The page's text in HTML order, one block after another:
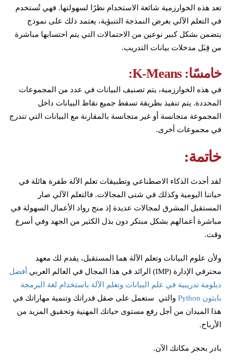
تعد هذه الخوارزمية شائعة الاستخدام نظرًا لسهولتها. فهي تُستخدم
في التعلم الآلي بغرض النمذجة التنبؤية، يعتمد ذلك على نموذج
يتضمن بشكل كبير نوعين من الاحتمالات التي يتم احتسابها مباشرة
من قِبَل مدخلات بيانات التدريب.
خامسًا: K-Means:
في هذه الخوارزمية، يتم تصنيف البيانات في عدد من المجموعات
المحددة. يتم تنفيذ بطريقة تسقط جميع نقاط البيانات داخل
المجموعة متجانسة أو غير متجانسة بالمقارنة مع البيانات التي تندرج
في مجموعات أخرى.
خاتمة:
لقد أحدث الذكاء الاصطناعي وتطبيقات تعلم الآلة طفرة هائلة في
حياتنا اليومية وكذلك في شتى المجالات. فالتعلم الآلي صار
المستقبل المشرق لمجالات عديدة إذ منح رواد الأعمال السهولة في
مباشرة أعمالهم بشكل مبتكر دون بذل الكثير من الجهد وفي أسرع
وقت.
ولأن علوم البيانات وتعلم الآلة هما المستقبل، يقدم لك معهد
محترفي الإدارة (IMP) الرائد في هذا المجال في العالم العربي
أفضل
دبلومة تدريبية في علم البيانات وتعلم الآلة باستخدام لغة البرمجة
بايثون Python
والتي ستعمل على صقل قدراتك وتنمية مهاراتك في
هذا الميدان من أجل رفع مستوى حياتك المهنية وتحقيق المزيد من
الأرباح.
بادر بحجز مكانك الآن.